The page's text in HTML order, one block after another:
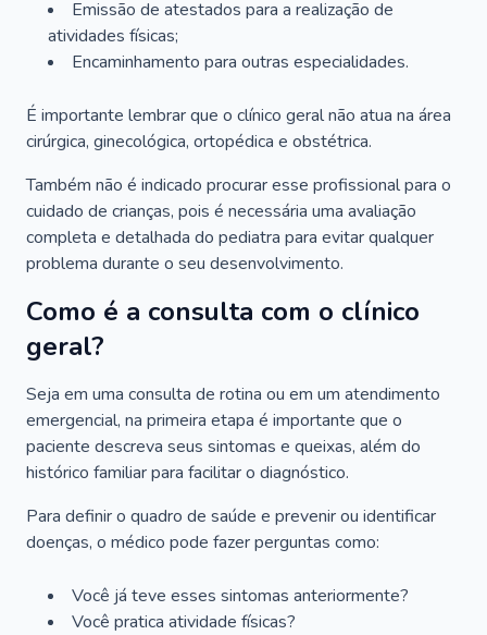
Emissão de atestados para a realização de
atividades físicas;
Encaminhamento para outras especialidades.
É importante lembrar que o clínico geral não atua na área
cirúrgica, ginecológica, ortopédica e obstétrica.
Também não é indicado procurar esse profissional para o
cuidado de crianças, pois é necessária uma avaliação
completa e detalhada do pediatra para evitar qualquer
problema durante o seu desenvolvimento.
Como é a consulta com o clínico
geral?
Seja em uma consulta de rotina ou em um atendimento
emergencial, na primeira etapa é importante que o
paciente descreva seus sintomas e queixas, além do
histórico familiar para facilitar o diagnóstico.
Para definir o quadro de saúde e prevenir ou identificar
doenças, o médico pode fazer perguntas como:
Você já teve esses sintomas anteriormente?
Você pratica atividade físicas?